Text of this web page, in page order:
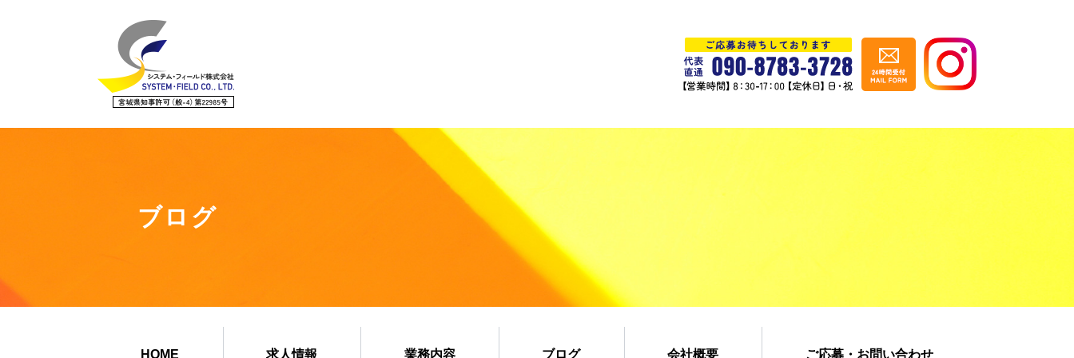
ブログ
HOME 求人情報 業務内容 ブログ 会社概要 ご応募・お問い合わせ